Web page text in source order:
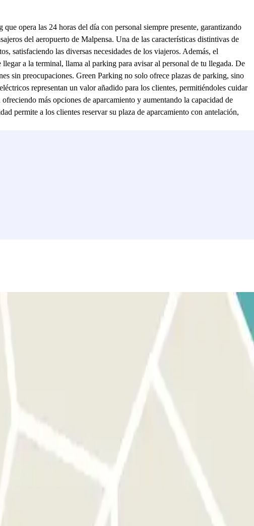
opera las 24 horas del día con personal siempre presente, garantizando
del aeropuerto de Malpensa. Una de las características distintivas de
satisfaciendo las diversas necesidades de los viajeros. Además, el
a la terminal, llama al parking para avisar al personal de tu llegada. De
sin preocupaciones. Green Parking no solo ofrece plazas de parking, sino
representan un valor añadido para los clientes, permitiéndoles cuidar
más opciones de aparcamiento y aumentando la capacidad de
permite a los clientes reservar su plaza de aparcamiento con antelación,
hecha la reserva.